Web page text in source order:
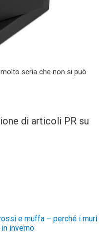
seria che non si può
di articoli PR su
e muffa – perché i muri
inverno